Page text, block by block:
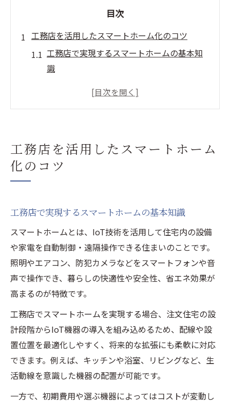
目次
工務店を活用したスマートホーム化のコツ
工務店で実現するスマートホームの基本知
識
工務店とスマートホームの相性を徹底解説
点
理想の住宅づくりと工務店の選び方
工務店選びで重視したい施工品質と評判
スマートホーム化に強い工務店の見分け方
工務店の施工事例から学ぶ理想の住宅設計
スマートホーム導入で失敗しない工務店選
定術
工務店選びで重要なスマートホーム判断基
準
スマートホームの評判と工務店の提案力比
較
IoT住宅導入時に工務店へ確認すべきポイン
工務店を活用したスマートホーム
化のコツ
工務店で実現するスマートホームの基本知識
スマートホームとは、IoT技術を活用して住宅内の設備
や家電を自動制御・遠隔操作できる住まいのことです。
照明やエアコン、防犯カメラなどをスマートフォンや音
声で操作でき、暮らしの快適性や安全性、省エネ効果が
高まるのが特徴です。
工務店でスマートホームを実現する場合、注文住宅の設
計段階からIoT機器の導入を組み込めるため、配線や設
置位置を最適化しやすく、将来的な拡張にも柔軟に対応
できます。例えば、キッチンや浴室、リビングなど、生
活動線を意識した機器の配置が可能です。
一方で、初期費用や選ぶ機器によってはコストが変動し